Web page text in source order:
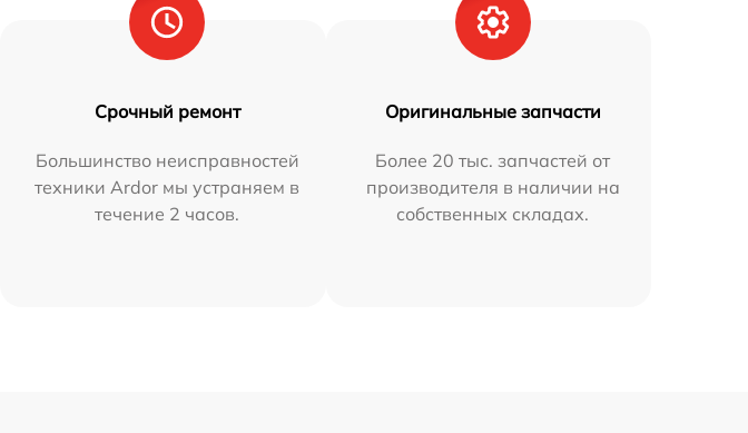
Срочный ремонт
Большинство неисправностей
техники Ardor мы устраняем в
течение 2 часов.
Оригинальные запчасти
Более 20 тыс. запчастей от
производителя в наличии на
собственных складах.